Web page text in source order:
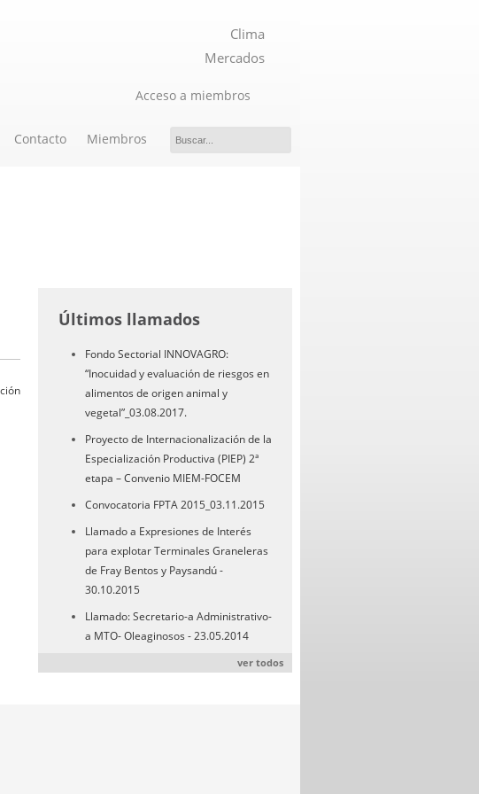
Clima
Mercados
Acceso a miembros
Contacto Miembros
Últimos llamados
Fondo Sectorial INNOVAGRO:
“Inocuidad y evaluación de riesgos en
alimentos de origen animal y
vegetal”_03.08.2017.
Proyecto de Internacionalización de la
Especialización Productiva (PIEP) 2ª
etapa – Convenio MIEM-FOCEM
Convocatoria FPTA 2015_03.11.2015
Llamado a Expresiones de Interés
para explotar Terminales Graneleras
de Fray Bentos y Paysandú -
30.10.2015
Llamado: Secretario-a Administrativo-
a MTO- Oleaginosos - 23.05.2014
ver todos